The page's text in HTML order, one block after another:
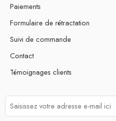
Paiements
Formulaire de rétractation
Suivi de commande
Contact
Témoignages clients